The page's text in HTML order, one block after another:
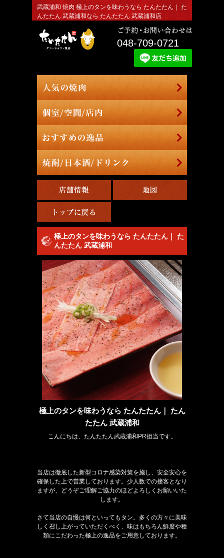
武蔵浦和 焼肉 極上のタンを味わうなら たんたたん｜ た
んたたん 武蔵浦和なら たんたたん 武蔵浦和店
048-709-0721
極上のタンを味わうなら たんたたん｜ た
んたたん 武蔵浦和
極上のタンを味わうなら たんたたん｜ たん
たたん 武蔵浦和
こんにちは、たんたたん武蔵浦和PR担当です。
当店は徹底した新型コロナ感染対策を施し、安全安心を
確保した上で営業しております。少人数での接客となり
ますが、どうぞご理解ご協力のほどよろしくお願いいた
します。
さて当店の自慢は何といってもタン。多くの方々に美味
しく召し上がっていただくべく、味はもちろん鮮度や種
類にこだわった極上の逸品をご用意しております。